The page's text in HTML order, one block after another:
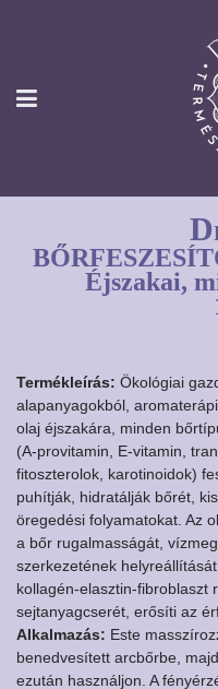
D
Éjszakai,
Termékleírás: Ökológiai
alapanyagokból,
olaj éjszakára, minden
(A-provitamin, E-vitamin,
fitoszterolok, karotinoidok)
puhítják, hidratálják bőrét,
öregedési folyamatokat. Az
a bőr rugalmasságát,
szerkezetének
kollagén-elasztin-fibroblaszt
sejtanyagcserét, erősíti az
Alkalmazás: Este
benedvesített arcbőrbe,
ezután használjon. A